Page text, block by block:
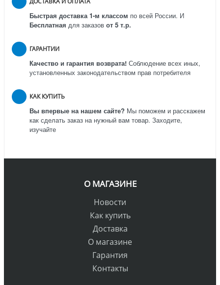
Быстрая доставка 1-м классом по всей России. И
Бесплатная для заказов от 5 т.р.
ГАРАНТИИ
Качество и гарантия возврата! Соблюдение всех иных,
установленных законодательством прав потребителя
КАК КУПИТЬ
Вы впервые на нашем сайте? Мы поможем и расскажем
как сделать заказ на нужный вам товар. Заходите,
изучайте
О МАГАЗИНЕ
Новости
Как купить
Доставка
О магазине
Гарантия
Контакты